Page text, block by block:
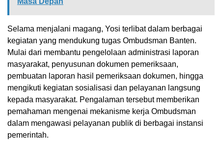
Selama menjalani magang, Yosi terlibat dalam berbagai
kegiatan yang mendukung tugas Ombudsman Banten.
Mulai dari membantu pengelolaan administrasi laporan
masyarakat, penyusunan dokumen pemeriksaan,
pembuatan laporan hasil pemeriksaan dokumen, hingga
mengikuti kegiatan sosialisasi dan pelayanan langsung
kepada masyarakat. Pengalaman tersebut memberikan
pemahaman mengenai mekanisme kerja Ombudsman
dalam mengawasi pelayanan publik di berbagai instansi
pemerintah.